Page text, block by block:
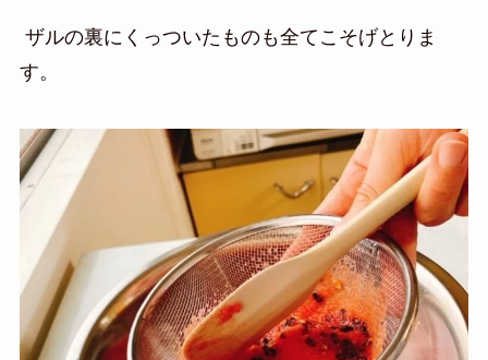
ザルの裏にくっついたものも全てこそげとりま
す。